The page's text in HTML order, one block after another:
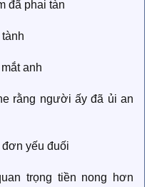
đã phai tàn
anh
rằng người ấy đã ủi an
yếu đuối
trọng tiền nong hơn